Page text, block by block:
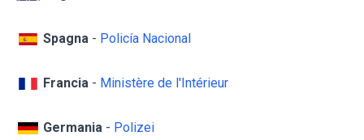
Spagna - Policía Nacional
Francia - Ministère de l'Intérieur
Germania - Polizei